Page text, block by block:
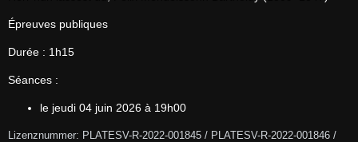
Épreuves publiques
Durée : 1h15
Séances :
le jeudi 04 juin 2026 à 19h00
Lizenznummer: PLATESV-R-2022-001845 / PLATESV-R-2022-001846 /